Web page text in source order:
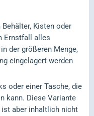
Kisten oder
Ernstfall alles
der größeren Menge,
eingelagert werden
oder einer Tasche, die
kann. Diese Variante
ist aber inhaltlich nicht